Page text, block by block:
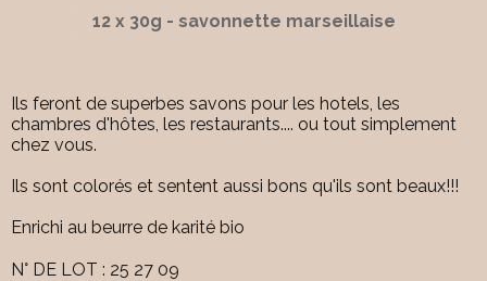
12 x 30g - savonnette marseillaise
Ils feront de superbes savons pour les hotels, les
chambres d'hôtes, les restaurants.... ou tout simplement
chez vous.
Ils sont colorés et sentent aussi bons qu'ils sont beaux!!!
Enrichi au beurre de karité bio
N° DE LOT : 25 27 09